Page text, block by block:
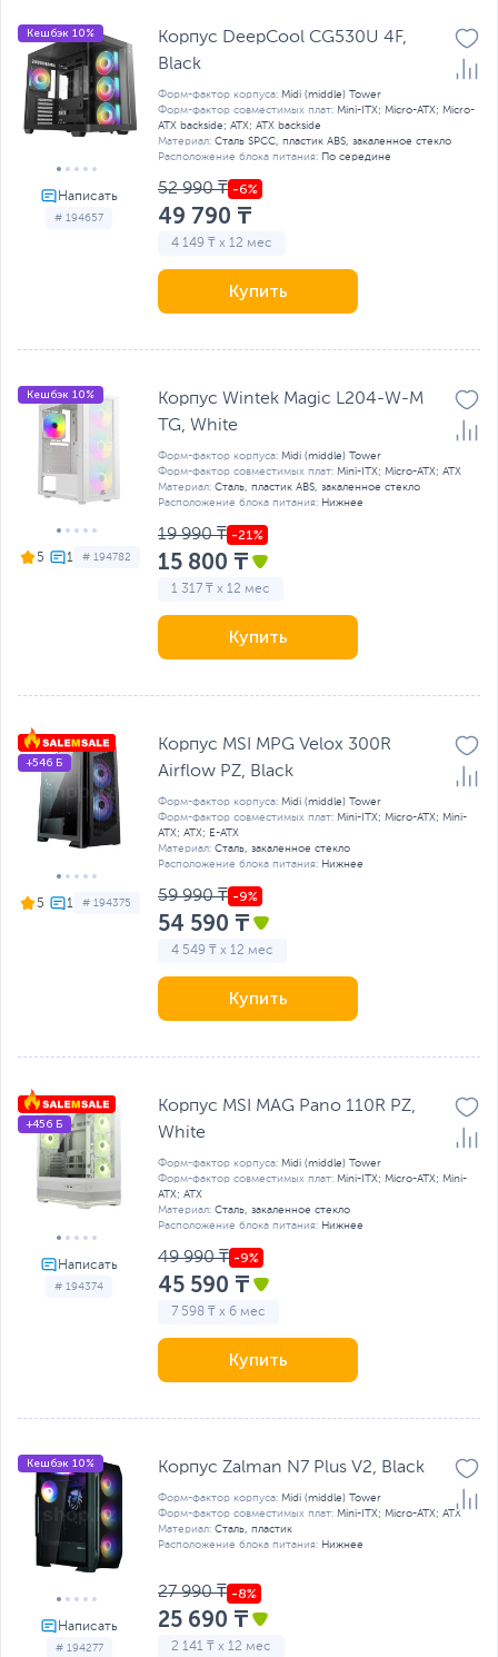
# 194657
Кешбэк 10%
Корпус DeepCool CG530U 4F,
Black
Форм-фактор корпуса: Midi (middle) Tower
Форм-фактор совместимых плат: Mini-ITX; Micro-ATX; Micro-
ATX backside; ATX; ATX backside
Материал: Сталь SPCC, пластик ABS, закаленное стекло
Расположение блока питания: По середине
52 990 ₸
49 790 ₸
4 149 ₸ x 12 мес
Купить
5 # 194782
Кешбэк 10%
Корпус Wintek Magic L204-W-M
TG, White
Форм-фактор корпуса: Midi (middle) Tower
Форм-фактор совместимых плат: Mini-ITX; Micro-ATX; ATX
Материал: Сталь, пластик ABS, закаленное стекло
Расположение блока питания: Нижнее
19 990 ₸
15 800 ₸
1 317 ₸ x 12 мес
Купить
5 # 194375
+546 Б
Корпус MSI MPG Velox 300R
Airflow PZ, Black
Форм-фактор корпуса: Midi (middle) Tower
Форм-фактор совместимых плат: Mini-ITX; Micro-ATX; Mini-
ATX; ATX; E-ATX
Материал: Сталь, закаленное стекло
Расположение блока питания: Нижнее
59 990 ₸
54 590 ₸
4 549 ₸ x 12 мес
Купить
# 194374
+456 Б
Корпус MSI MAG Pano 110R PZ,
White
Форм-фактор корпуса: Midi (middle) Tower
Форм-фактор совместимых плат: Mini-ITX; Micro-ATX; Mini-
ATX; ATX
Материал: Сталь, закаленное стекло
Расположение блока питания: Нижнее
49 990 ₸
45 590 ₸
7 598 ₸ x 6 мес
Купить
# 194277
Кешбэк 10% Корпус Zalman N7 Plus V2, Black
Форм-фактор корпуса: Midi (middle) Tower
Форм-фактор совместимых плат: Mini-ITX; Micro-ATX; ATX
Материал: Сталь, пластик
Расположение блока питания: Нижнее
27 990 ₸
25 690 ₸
2 141 ₸ x 12 мес